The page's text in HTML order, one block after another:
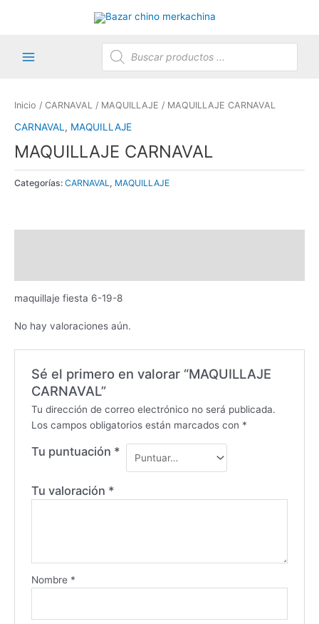
Búsqueda
de
productos
Inicio / CARNAVAL / MAQUILLAJE / MAQUILLAJE CARNAVAL
CARNAVAL , MAQUILLAJE
MAQUILLAJE CARNAVAL
Categorías: CARNAVAL , MAQUILLAJE
maquillaje fiesta 6-19-8
No hay valoraciones aún.
Sé el primero en valorar “MAQUILLAJE
CARNAVAL”
Tu dirección de correo electrónico no será publicada.
Los campos obligatorios están marcados con *
Tu puntuación *
Tu valoración *
Nombre *